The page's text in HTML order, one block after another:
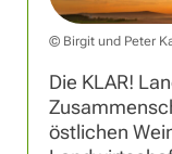
Die KLAR!
östlichen
© Birgit und Peter